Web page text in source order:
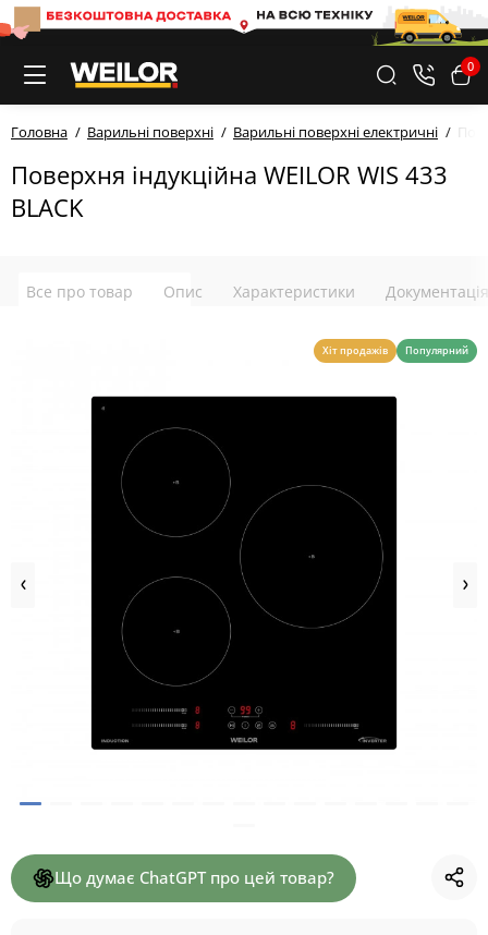
0
Головна Варильні поверхні Варильні поверхні електричні
Поверхня індукційна WEILOR WIS 433
BLACK
Все про товар Опис Характеристики Документація
Хіт продажів Популярний
Що думає ChatGPT про цей товар?